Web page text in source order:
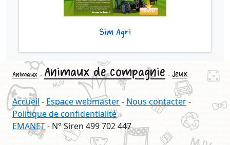
Sim Agri
Animaux- Animaux de compagnie -Jeux
Accueil - Espace webmaster- Nous contacter-
Politique de confidentialité
EMANET- N° Siren 499 702 447